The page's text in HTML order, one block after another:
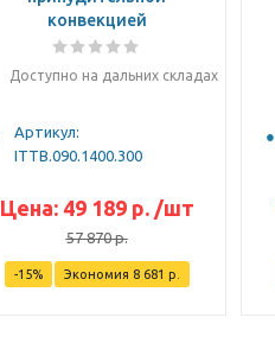
конвекцией
Доступно на дальних складах
Артикул:
ITTB.090.1400.300
Цена: 49 189р. /шт
57 870р.
-15% Экономия 8 681 р.